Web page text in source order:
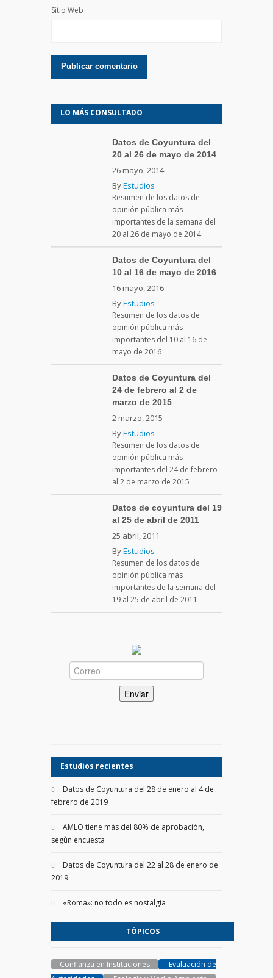
Sitio Web
LO MÁS CONSULTADO
Datos de Coyuntura del
20 al 26 de mayo de 2014
26 mayo, 2014
ByEstudios
Resumen de los datos de
opinión pública más
importantes de la semana del
20 al 26 de mayo de 2014
Datos de Coyuntura del
10 al 16 de mayo de 2016
16 mayo, 2016
ByEstudios
Resumen de los datos de
opinión pública más
importantes del 10 al 16 de
mayo de 2016
Datos de Coyuntura del
24 de febrero al 2 de
marzo de 2015
2 marzo, 2015
ByEstudios
Resumen de los datos de
opinión pública más
importantes del 24 de febrero
al 2 de marzo de 2015
Datos de coyuntura del 19
al 25 de abril de 2011
25 abril, 2011
ByEstudios
Resumen de los datos de
opinión pública más
importantes de la semana del
19 al 25 de abril de 2011
Estudios recientes
Datos de Coyuntura del 28 de enero al 4 de
febrero de 2019
AMLO tiene más del 80% de aprobación,
según encuesta
Datos de Coyuntura del 22 al 28 de enero de
2019
«Roma»: no todo es nostalgia
TÓPICOS
Confianza en Instituciones
Evaluación de